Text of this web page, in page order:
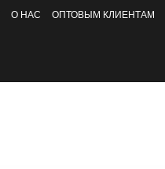
О НАС ОПТОВЫМ КЛИЕНТАМ